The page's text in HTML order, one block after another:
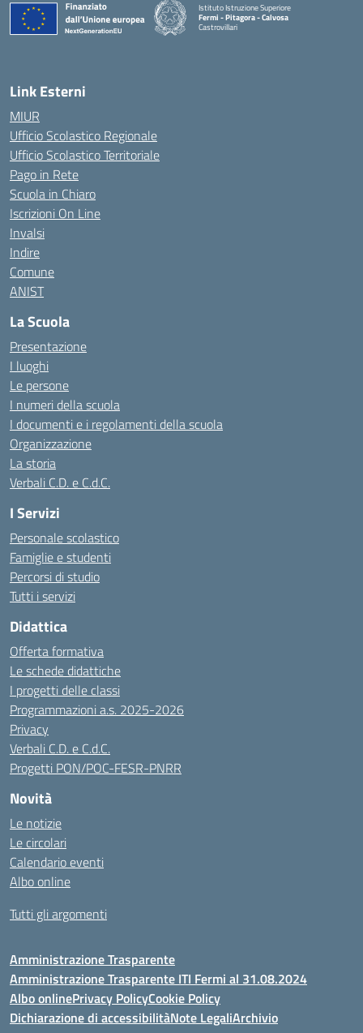
Istituto Istruzione Superiore
Fermi - Pitagora - Calvosa
Castrovillari
Link Esterni
MIUR
Ufficio Scolastico Regionale
Ufficio Scolastico Territoriale
Pago in Rete
Scuola in Chiaro
Iscrizioni On Line
Invalsi
Indire
Comune
ANIST
La Scuola
Presentazione
I luoghi
Le persone
I numeri della scuola
I documenti e i regolamenti della scuola
Organizzazione
La storia
Verbali C.D. e C.d.C.
I Servizi
Personale scolastico
Famiglie e studenti
Percorsi di studio
Tutti i servizi
Didattica
Offerta formativa
Le schede didattiche
I progetti delle classi
Programmazioni a.s. 2025-2026
Privacy
Verbali C.D. e C.d.C.
Progetti PON/POC-FESR-PNRR
Novità
Le notizie
Le circolari
Calendario eventi
Albo online
Tutti gli argomenti
Amministrazione Trasparente
Amministrazione Trasparente ITI Fermi al 31.08.2024
Albo onlinePrivacy PolicyCookie Policy
Dichiarazione di accessibilitàNote LegaliArchivio